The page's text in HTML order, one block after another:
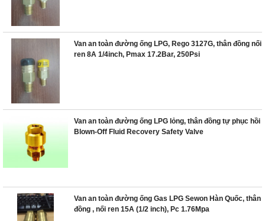
Van an toàn đường ống LPG, Rego 3127G, thân đồng nối
ren 8A 1/4inch, Pmax 17.2Bar, 250Psi
Van an toàn đường ống LPG lỏng, thân đồng tự phục hồi
Blown-Off Fluid Recovery Safety Valve
Van an toàn đường ống Gas LPG Sewon Hàn Quốc, thân
đồng , nối ren 15A (1/2 inch), Pc 1.76Mpa